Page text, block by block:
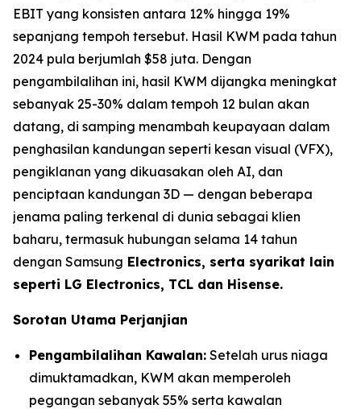
EBIT yang konsisten antara 12% hingga 19%
sepanjang tempoh tersebut. Hasil KWM pada tahun
2024 pula berjumlah $58 juta. Dengan
pengambilalihan ini, hasil KWM dijangka meningkat
sebanyak 25-30% dalam tempoh 12 bulan akan
datang, di samping menambah keupayaan dalam
penghasilan kandungan seperti kesan visual (VFX),
pengiklanan yang dikuasakan oleh AI, dan
penciptaan kandungan 3D — dengan beberapa
jenama paling terkenal di dunia sebagai klien
baharu, termasuk hubungan selama 14 tahun
dengan Samsung Electronics, serta syarikat lain
seperti LG Electronics, TCL dan Hisense.
Sorotan Utama Perjanjian
Pengambilalihan Kawalan: Setelah urus niaga
dimuktamadkan, KWM akan memperoleh
pegangan sebanyak 55% serta kawalan